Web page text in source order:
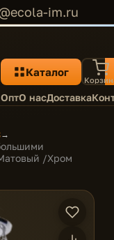
im.ru
Каталог
ОптО насДоставка
→
/Хром